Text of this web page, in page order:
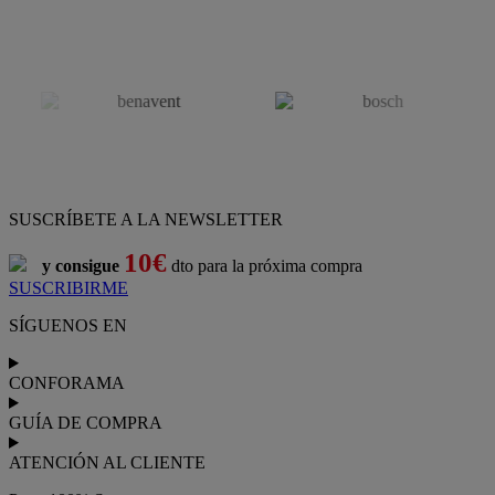
SUSCRÍBETE A LA NEWSLETTER
y consigue 10€ dto para la próxima compra
SUSCRIBIRME
SÍGUENOS EN
CONFORAMA
GUÍA DE COMPRA
ATENCIÓN AL CLIENTE